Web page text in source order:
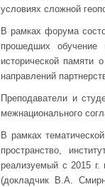
условиях сложной
В рамках форума
прошедших обучение
исторической памяти
направлений
Преподаватели и
межнационального
В рамках
пространство,
реализуемый с 2015 г.
(докладчик В.А.